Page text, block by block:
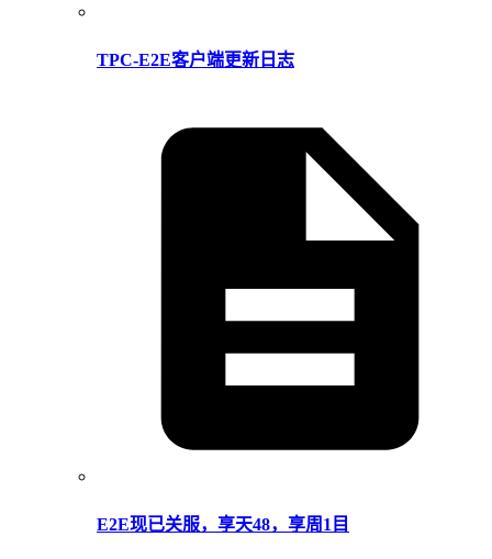
TPC-E2E客户端更新日志
E2E现已关服，享天48，享周1目